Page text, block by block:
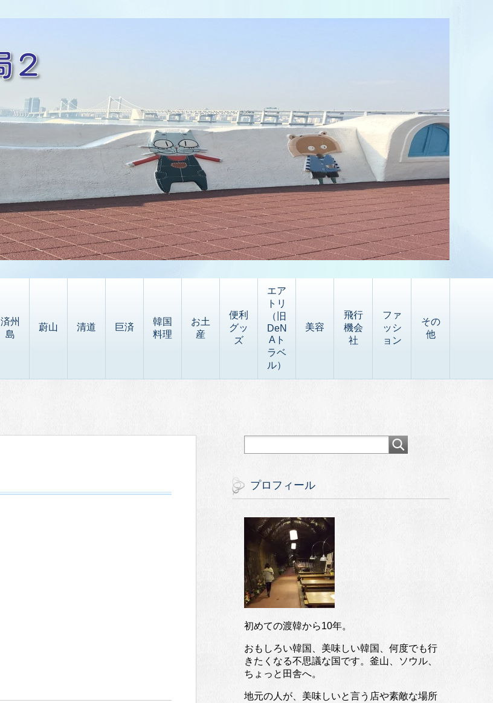
済州
島
蔚山 清道 巨済
韓国
料理
お土
産
便利
グッ
ズ
エア
トリ
（旧
DeN
Aト
ラベ
ル）
美容
飛行
機会
社
ファ
ッシ
ョン
その
他
プロフィール
初めての渡韓から10年。
おもしろい韓国、美味しい韓国、何度でも行
きたくなる不思議な国です。釜山、ソウル、
ちょっと田舎へ。
地元の人が、美味しいと言う店や素敵な場所